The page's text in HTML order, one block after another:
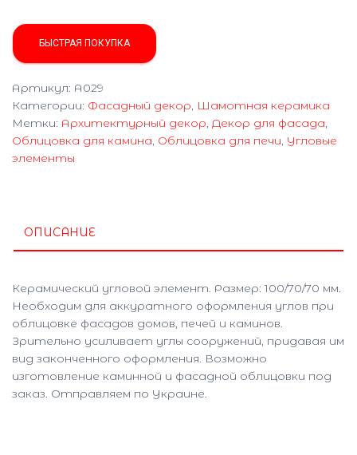
БЫСТРАЯ ПОКУПКА
Артикул: A029
Категории: Фасадный декор, Шамотная керамика
Метки: Архитектурный декор, Декор для фасада,
Облицовка для камина, Облицовка для печи, Угловые
элементы
ОПИСАНИЕ
Керамический угловой элемент. Размер: 100/70/70 мм.
Необходим для аккуратного оформления углов при
облицовке фасадов домов, печей и каминов.
Зрительно усиливает углы сооружений, придавая им
вид законченного оформления. Возможно
изготовление каминной и фасадной облицовки под
заказ. Отправляем по Украине.